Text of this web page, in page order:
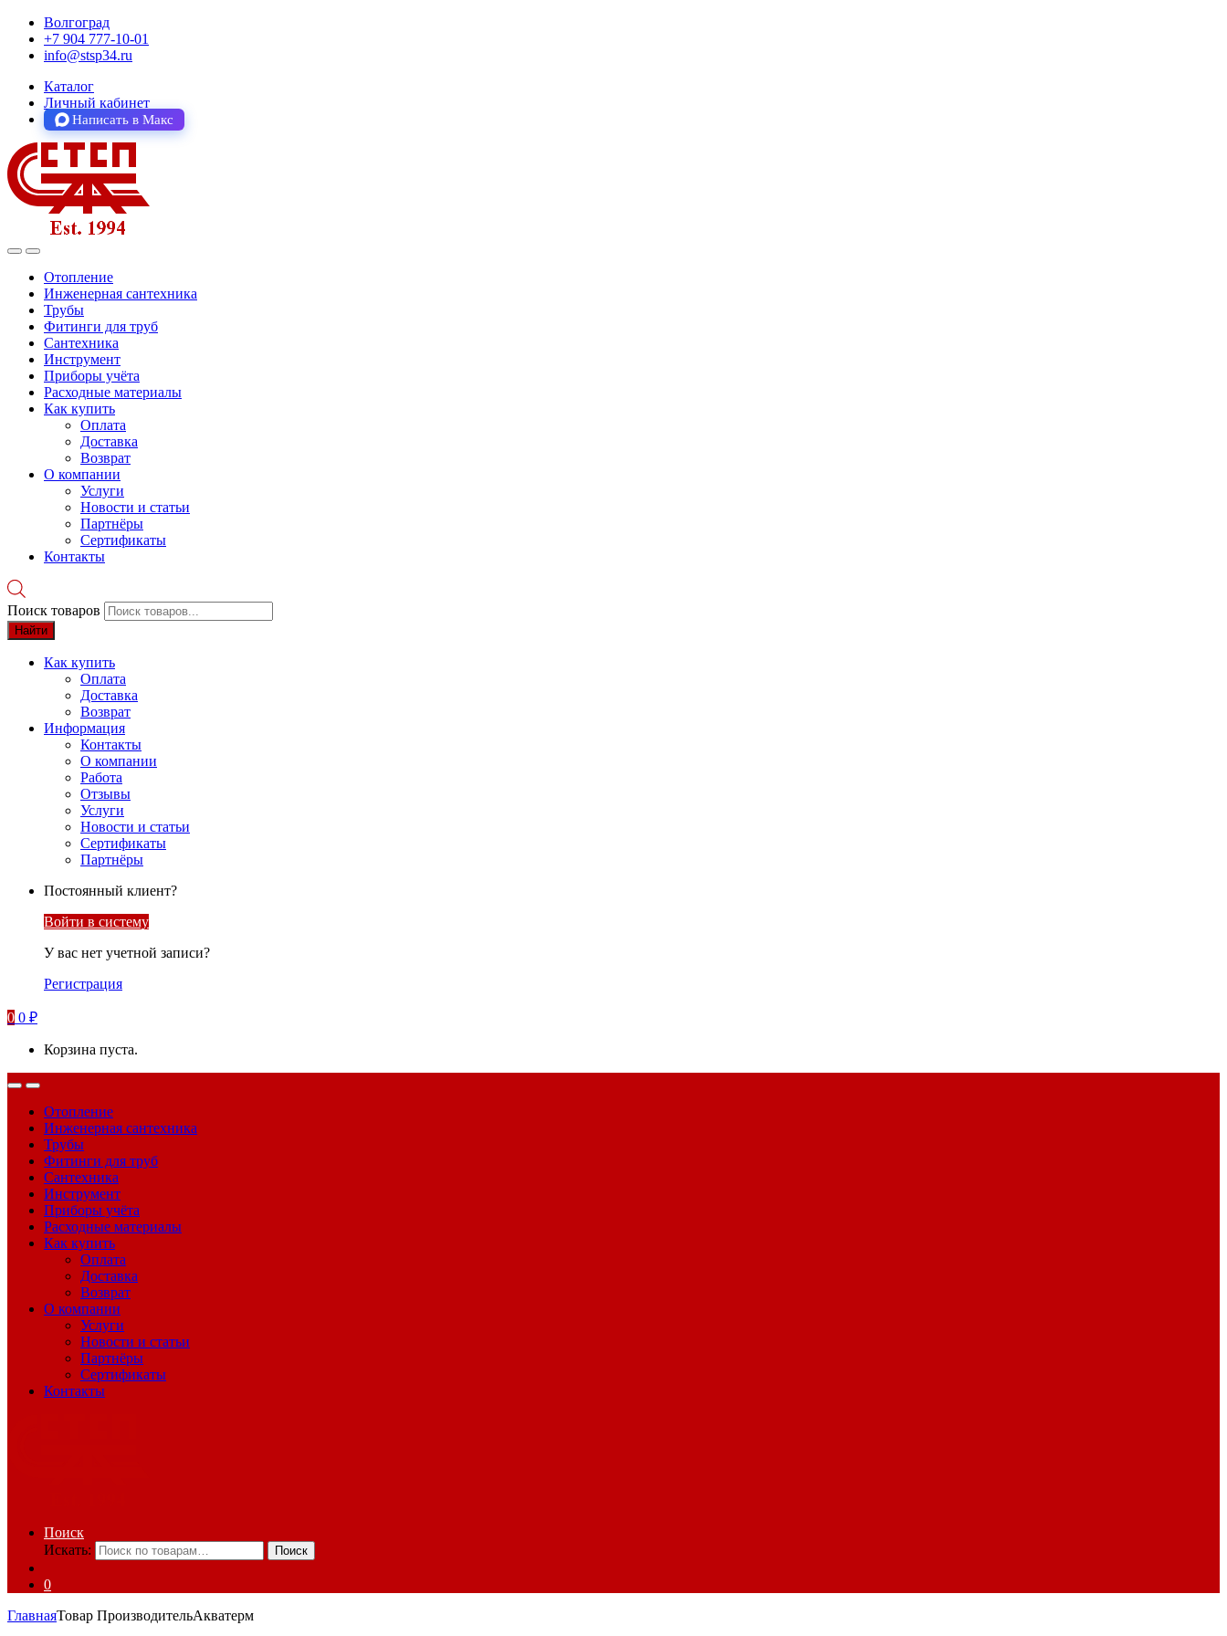
Волгоград
+7 904 777-10-01
info@stsp34.ru
Каталог
Личный кабинет
Написать в Макс
Отопление
Инженерная сантехника
Трубы
Фитинги для труб
Сантехника
Инструмент
Приборы учёта
Расходные материалы
Как купить
Оплата
Доставка
Возврат
О компании
Услуги
Новости и статьи
Партнёры
Сертификаты
Контакты
Поиск товаров
Найти
Как купить
Оплата
Доставка
Возврат
Информация
Контакты
О компании
Работа
Отзывы
Услуги
Новости и статьи
Сертификаты
Партнёры
Постоянный клиент?
Войти в систему
У вас нет учетной записи?
Регистрация
0 0 ₽
Корзина пуста.
Отопление
Инженерная сантехника
Трубы
Фитинги для труб
Сантехника
Инструмент
Приборы учёта
Расходные материалы
Как купить
Оплата
Доставка
Возврат
О компании
Услуги
Новости и статьи
Партнёры
Сертификаты
Контакты
Поиск
Искать:
Поиск
0
ГлавнаяТовар ПроизводительАкватерм